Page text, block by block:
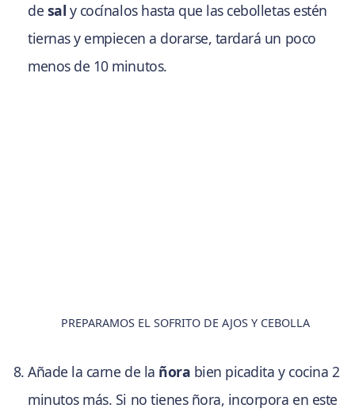
de sal y cocínalos hasta que las cebolletas estén
tiernas y empiecen a dorarse, tardará un poco
menos de 10 minutos.
PREPARAMOS EL SOFRITO DE AJOS Y CEBOLLA
Añade la carne de la ñora bien picadita y cocina 2
minutos más. Si no tienes ñora, incorpora en este